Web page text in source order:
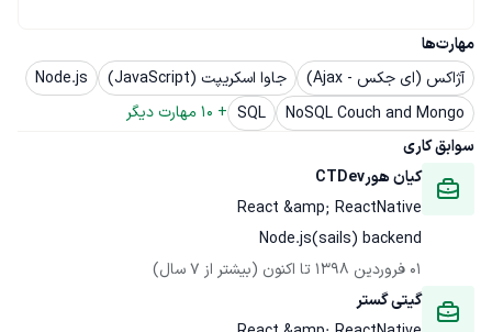
مهارت‌ها
آژاکس (ای جکس - Ajax)
جاوا اسکریپت (JavaScript)
Node.js
NoSQL Couch and Mongo
SQL
+
10 مهارت دیگر
سوابق کاری
کیان هورCTDev
Node.js(sails) backend
01 فروردین 1398
تا اکنون (بیشتر از 7 سال)
گیتی گستر